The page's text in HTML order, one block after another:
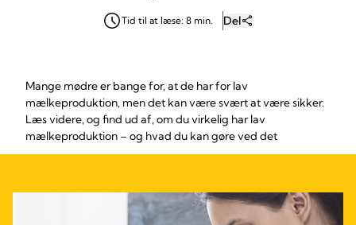
Tid til at læse: 8 min. Del
Mange mødre er bange for, at de har for lav
mælkeproduktion, men det kan være svært at være sikker.
Læs videre, og find ud af, om du virkelig har lav
mælkeproduktion – og hvad du kan gøre ved det